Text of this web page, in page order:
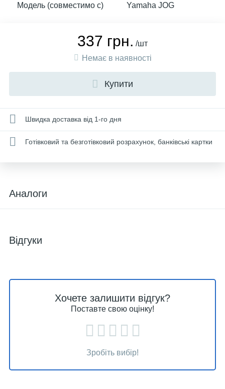
Модель (совместимо с) Yamaha JOG
337 грн. /шт
Немає в наявності
Купити
Швидка доставка від 1-го дня
Готівковий та безготівковий розрахунок, банківські картки
Аналоги
Відгуки
Хочете залишити відгук?
Поставте свою оцінку!
Зробіть вибір!